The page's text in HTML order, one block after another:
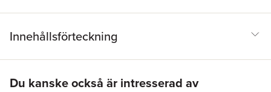
Innehållsförteckning
Du kanske också är intresserad av